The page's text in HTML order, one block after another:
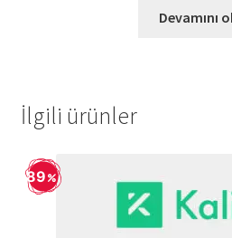
Devamını
İlgili ürünler
89